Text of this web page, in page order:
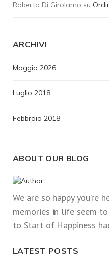
Roberto Di Girolamo su
ARCHIVI
Maggio 2026
Luglio 2018
Febbraio 2018
ABOUT OUR BLOG
We are so happy you’re
memories in life seem
to Start of Happiness
LATEST POSTS